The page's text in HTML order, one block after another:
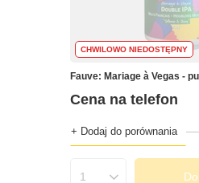
CHWILOWO NIEDOSTĘPNY
Fauve: Mariage à Vegas -
Cena na telefon
+ Dodaj do porównania